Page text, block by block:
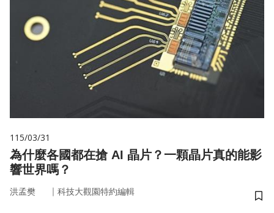
115/03/31
為什麼各國都在搶 AI 晶片？一顆晶片真的能影
響世界嗎？
洪孟樊 ｜ 科技大觀園特約編輯
儲